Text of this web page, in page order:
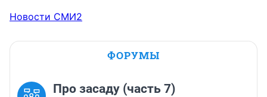
Новости СМИ2
ФОРУМЫ
Про засаду (часть 7)